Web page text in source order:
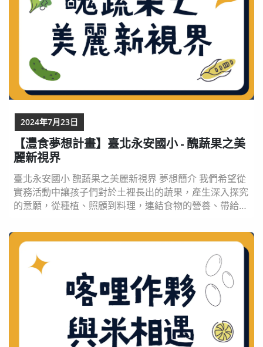
【灃食夢想計畫】臺北永安國小 - 醜蔬果之美
麗新視界
臺北永安國小 醜蔬果之美麗新視界 夢想簡介 我們希望從
實務活動中讓孩子們對於土裡長出的蔬果，產生深入探究
的意願，從種植、照顧到料理，連結食物的營養、帶給人
找出更高的運用價值與意義。 本企劃將帶領孩子從個人
的認同帶回家庭中的實踐，以孩子的力量結合社區資源，
擴展管道讓更多人參與其中，讓原本無法上架的醜蔬果也
有可能華麗變身、以新面貌展現綺麗風光，更有屬於...
2024年7月23日